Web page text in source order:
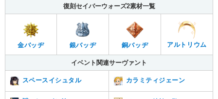
復刻セイバーウォーズ2素材一覧
金バッヂ 銀バッヂ 銅バッヂ アルトリウム
イベント関連サーヴァント
スペースイシュタル カラミティジェーン